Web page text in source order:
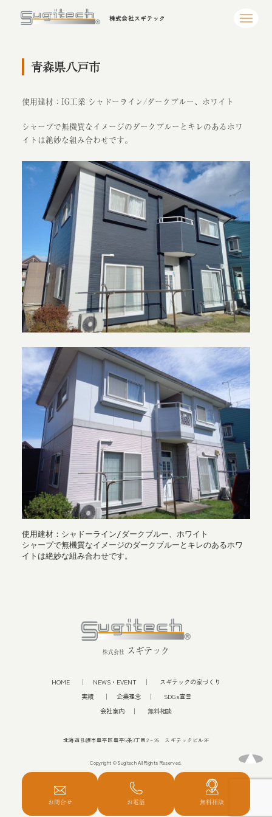
株式会社スギテック
お問合せ お電話 無料相談
青森県八戸市
使用建材：IG工業 シャドーライン/ダークブルー、ホワイト
シャープで無機質なイメージのダークブルーとキレのあるホワ
イトは絶妙な組み合わせです。
使用建材：シャドーライン/ダークブルー、ホワイト
シャープで無機質なイメージのダークブルーとキレのあるホワ
イトは絶妙な組み合わせです。
株式会社 スギテック
HOME NEWS・EVENT
スギテックの家づくり
実績
企業理念
SDGs宣言
会社案内
無料相談
北海道札幌市豊平区豊平5条3丁目2－26 スギテックビル2F
Copyright © Sugitech All Rights Reserved.